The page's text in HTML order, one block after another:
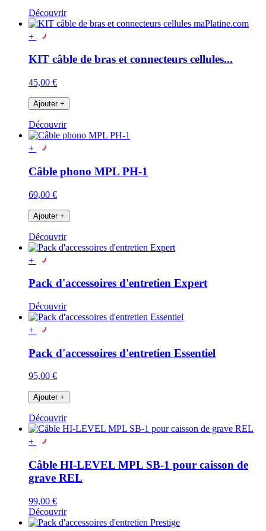
Découvrir
+
KIT câble de bras et connecteurs cellules...
45,00 €
Ajouter +
Découvrir
+
Câble phono MPL PH-1
69,00 €
Ajouter +
Découvrir
+
Pack d'accessoires d'entretien Expert
Découvrir
+
Pack d'accessoires d'entretien Essentiel
95,00 €
Ajouter +
Découvrir
+
Câble HI-LEVEL MPL SB-1 pour caisson de
grave REL
99,00 €
Découvrir